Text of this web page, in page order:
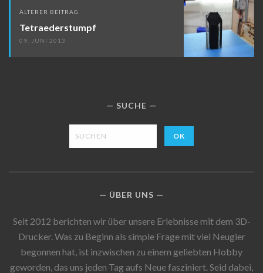
ÄLTERER BEITRAG
Tetraederstumpf
09. JUNI 2013
SUCHE
ÜBER UNS
Seit 2012 berichten wir über unsere Erlebnisse mit dem 3D-
Drucker. Was zu Beginn als simple Frage mit viel Neugier
begonnen hat, ist inzwischen zu einem geliebten Hobby
geworden, das uns jeden Tag aufs Neue fasziniert. Seid dabei,